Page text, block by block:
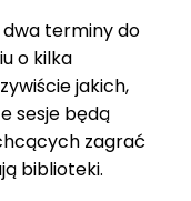
dwa terminy do
o kilka
jakich,
sesje będą
zagrać
biblioteki.